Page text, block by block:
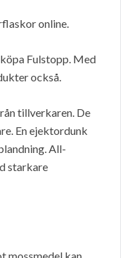
online.
Fulstopp. Med
också.
tillverkaren. De
En ejektordunk
All-
starkare